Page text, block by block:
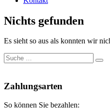
Nichts gefunden
Es sieht so aus als konnten wir
Suche
nach:
oben
Zahlungsarten
So können Sie bezahlen: